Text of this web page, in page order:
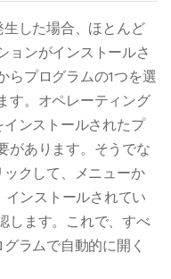
した場合、ほとんど
ョンがインストールさ
らプログラムの1つを選
す。オペレーティング
ンストールされたプ
があります。そうでな
クして、メニューか
インストールされてい
します。これで、すべ
ラムで自動的に開く